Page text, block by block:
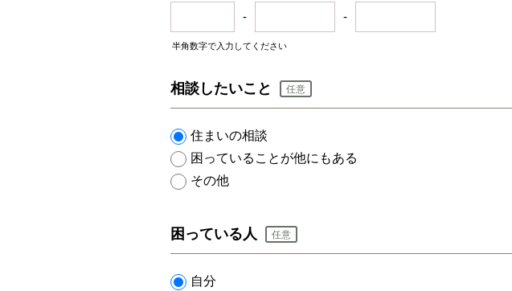
- -
半角数字で入力してください
相談したいこと 任意
住まいの相談
困っていることが他にもある
その他
困っている人 任意
自分